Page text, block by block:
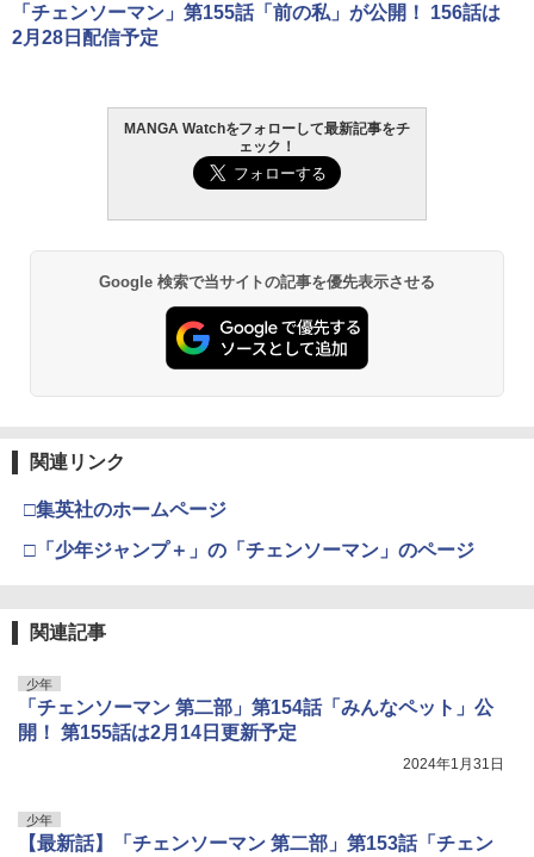
「チェンソーマン」第155話「前の私」が公開！ 156話は
2月28日配信予定
MANGA Watchをフォローして最新記事をチ
ェック！
Google 検索で当サイトの記事を優先表示させる
関連リンク
□集英社のホームページ
□「少年ジャンプ＋」の「チェンソーマン」のページ
関連記事
少年
「チェンソーマン 第二部」第154話「みんなペット」公
開！ 第155話は2月14日更新予定
2024年1月31日
少年
【最新話】「チェンソーマン 第二部」第153話「チェン